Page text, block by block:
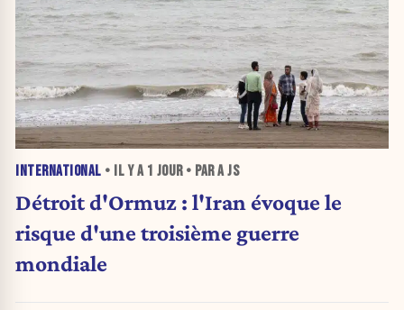
INTERNATIONAL • IL Y A 1 JOUR• PAR A JS
Détroit d'Ormuz : l'Iran évoque le
risque d'une troisième guerre
mondiale